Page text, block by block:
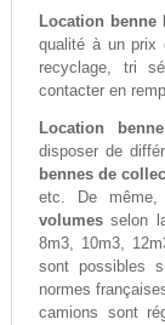
Location benne
qualité à un prix
recyclage, tri
contacter en
Location
disposer de
bennes de
etc. De même,
volumesselon
8m3, 10m3,
sont possibles
normes
camions sont